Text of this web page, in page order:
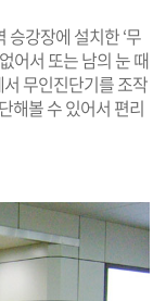
강장에 설치한 ‘무
어서 또는 남의 눈 때
무인진단기를 조작
해볼 수 있어서 편리